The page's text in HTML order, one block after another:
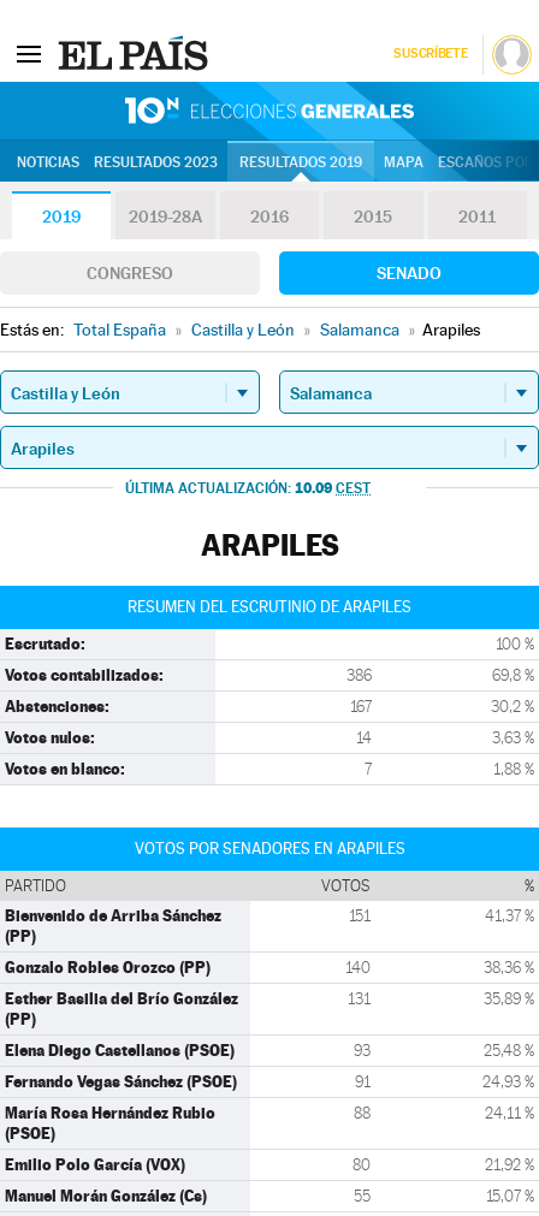
SUSCRÍBETE
NOTICIAS RESULTADOS 2023 RESULTADOS 2019 MAPA ESCAÑOS
2019 2019-28A 2016 2015 2011
CONGRESO SENADO
Estás en: Total España » Castilla y León » Salamanca » Arapiles
ÚLTIMA ACTUALIZACIÓN: 10.09 CEST
ARAPILES
RESUMEN DEL ESCRUTINIO DE ARAPILES
Escrutado: 100 %
Votos contabilizados: 386 69,8 %
Abstenciones: 167 30,2 %
Votos nulos: 14 3,63 %
Votos en blanco: 7 1,88 %
VOTOS POR SENADORES EN ARAPILES
PARTIDO VOTOS %
Bienvenido de Arriba Sánchez
(PP)
151 41,37 %
Gonzalo Robles Orozco (PP) 140 38,36 %
Esther Basilia del Brío González
(PP)
131 35,89 %
Elena Diego Castellanos (PSOE) 93 25,48 %
Fernando Vegas Sánchez (PSOE) 91 24,93 %
María Rosa Hernández Rubio
(PSOE)
88 24,11 %
Emilio Polo García (VOX) 80 21,92 %
Manuel Morán González (Cs) 55 15,07 %